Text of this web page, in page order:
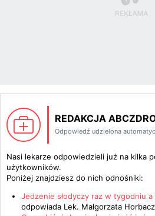
REDAKCJA
Odpowiedź udzielona
Nasi lekarze odpowiedzieli już na kilka
użytkowników.
Poniżej znajdziesz do nich odnośniki:
Jedzenie słodyczy raz w tygodniu
odpowiada Lek. Małgorzata